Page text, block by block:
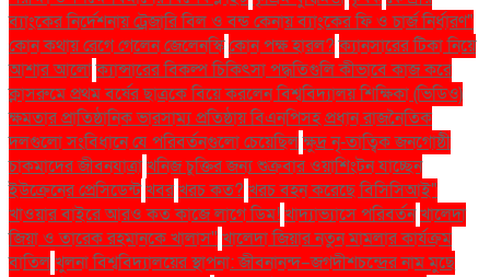
ব্যাংকের নির্দেশনায় ট্রেজারি বিল ও বন্ড কেনায় ব্যাংকের ফি ও চার্জ নির্ধারণ"
কোন কথায় রেগে গেলেন জেলেনস্কিকোন পক্ষ হারল? ক্যানসারের টিকা নিয়ে
আশার আলোক্যান্সারের বিকল্প চিকিৎসা পদ্ধতিগুলি কীভাবে কাজ করে
ক্লাসরুমে প্রথম বর্ষের ছাত্রকে বিয়ে করলেন বিশ্ববিদ্যালয় শিক্ষিকা (ভিডিও)
ক্ষমতার প্রাতিষ্ঠানিক ভারসাম্য প্রতিষ্ঠায় বিএনপিসহ প্রধান রাজনৈতিক
দলগুলো সংবিধানে যে পরিবর্তনগুলো চেয়েছিলক্ষুদ্র নৃ-তাত্বিক জনগোষ্ঠী
চাকমাদের জীবনযাত্রাখনিজ চুক্তির জন্য শুক্রবার ওয়াশিংটন যাচ্ছেন
ইউক্রেনের প্রেসিডেন্টখবরখরচ কত? খরচ বহন করেছে বিসিসিআই"
খাওয়ার বাইরে আরও কত কাজে লাগে ডিম!খাদ্যাভ্যাসে পরিবর্তনখালেদা
জিয়া ও তারেক রহমানকে খালাস'' খালেদা জিয়ার নতুন মামলার কার্যক্রম
বাতিলখুলনা বিশ্ববিদ্যালয়ের স্থাপনা: জীবনানন্দ–জগদীশচন্দ্রের নাম মুছে